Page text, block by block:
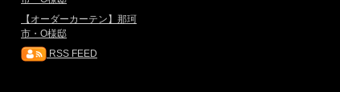
【オーダーカーテン】那珂
市・O様邸
RSS FEED